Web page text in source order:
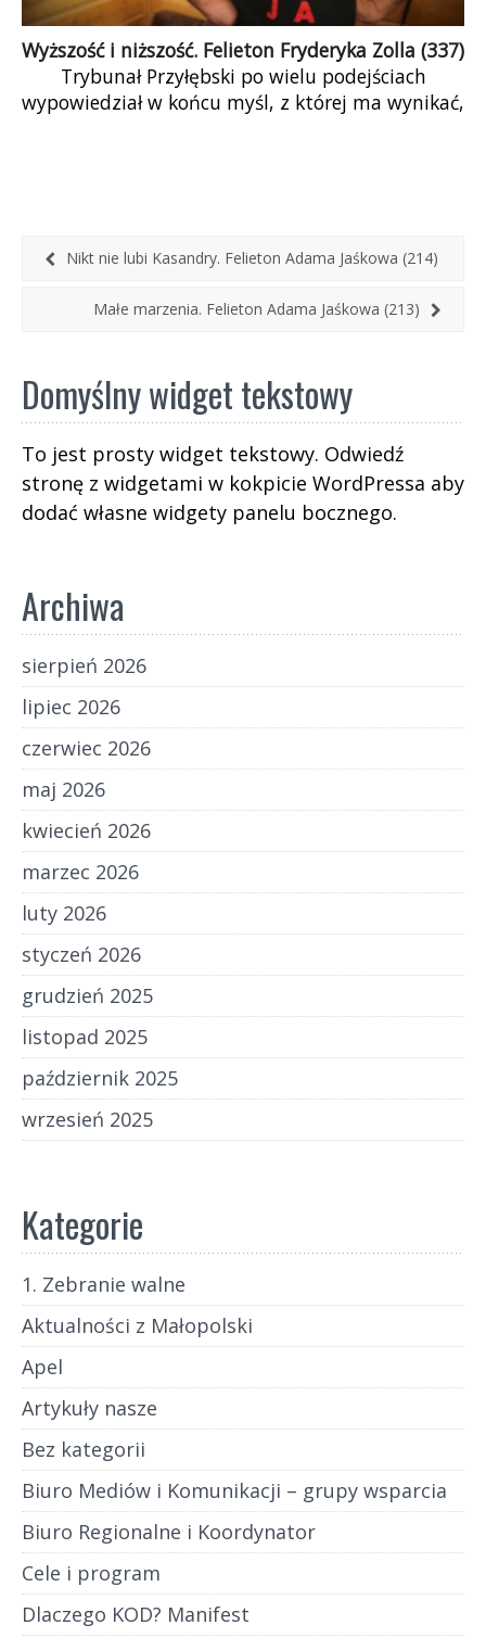
Wyższość i niższość. Felieton Fryderyka Zolla (337)
Trybunał Przyłębski po wielu podejściach
wypowiedział w końcu myśl, z której ma wynikać,
Nikt nie lubi Kasandry. Felieton Adama Jaśkowa (214)
Małe marzenia. Felieton Adama Jaśkowa (213)
Domyślny widget tekstowy
To jest prosty widget tekstowy. Odwiedź
stronę z widgetami w kokpicie WordPressa aby
dodać własne widgety panelu bocznego.
Archiwa
sierpień 2026
lipiec 2026
czerwiec 2026
maj 2026
kwiecień 2026
marzec 2026
luty 2026
styczeń 2026
grudzień 2025
listopad 2025
październik 2025
wrzesień 2025
Kategorie
1. Zebranie walne
Aktualności z Małopolski
Apel
Artykuły nasze
Bez kategorii
Biuro Mediów i Komunikacji – grupy wsparcia
Biuro Regionalne i Koordynator
Cele i program
Dlaczego KOD? Manifest